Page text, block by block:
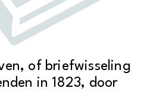
of briefwisseling
in 1823, door